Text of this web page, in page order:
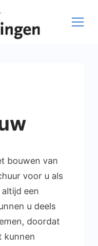
bouwen van
voor u als
een
u deels
doordat
kunnen